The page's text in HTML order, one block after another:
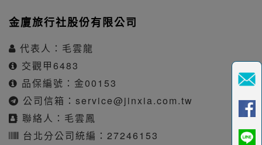
金廈旅行社股份有限公司
代表人：毛雲龍
交觀甲6483
品保編號：金00153
公司信箱： service@jinxia.com.tw
聯絡人：毛雲鳳
台北分公司統編：27246153